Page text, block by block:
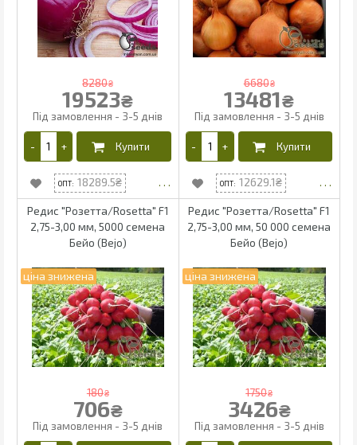
8280₴
19523₴
18289.5
6680₴
13481₴
12629.1
Редис "Розетта/Rosetta" F1
2,75-3,00 мм, 5000 семена
Бейо (Bejo)
180₴
706₴
Редис "Розетта/Rosetta" F1
2,75-3,00 мм, 50 000 семена
Бейо (Bejo)
1750₴
3426₴